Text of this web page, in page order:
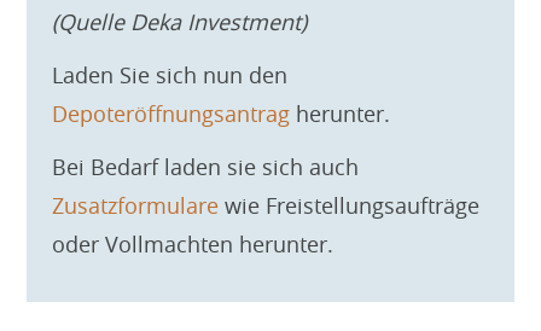
(Quelle Deka Investment)
Laden Sie sich nun den
Depoteröffnungsantragherunter.
Bei Bedarf laden sie sich auch
Zusatzformularewie Freistellungsaufträge
oder Vollmachten herunter.